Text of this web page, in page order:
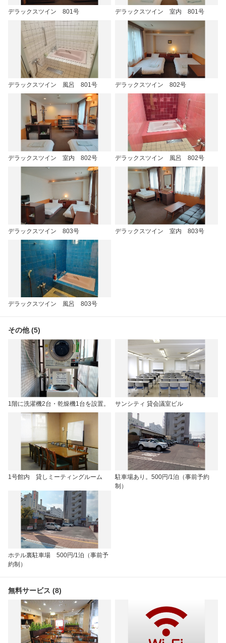
デラックスツイン 801号 デラックスツイン 室内 801号
デラックスツイン 風呂 801号 デラックスツイン 802号
デラックスツイン 室内 802号 デラックスツイン 風呂 802号
デラックスツイン 803号 デラックスツイン 室内 803号
デラックスツイン 風呂 803号
その他 (5)
1階に洗濯機2台・乾燥機1台を設置。 サンシティ 貸会議室ビル
1号館内 貸しミーティングルーム
駐車場あり。500円/1泊（事前予約
制）
ホテル裏駐車場 500円/1泊（事前予
約制）
無料サービス (8)